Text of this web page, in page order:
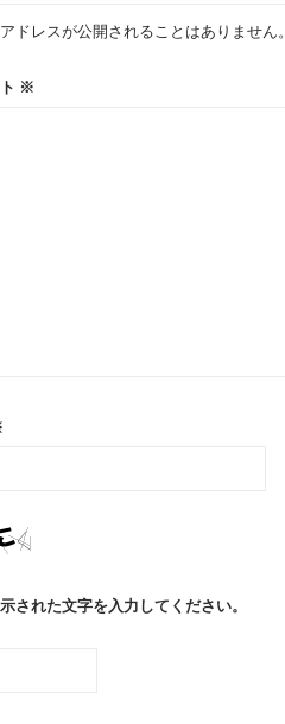
ドレスが公開されることはありません。
※
された文字を入力してください。